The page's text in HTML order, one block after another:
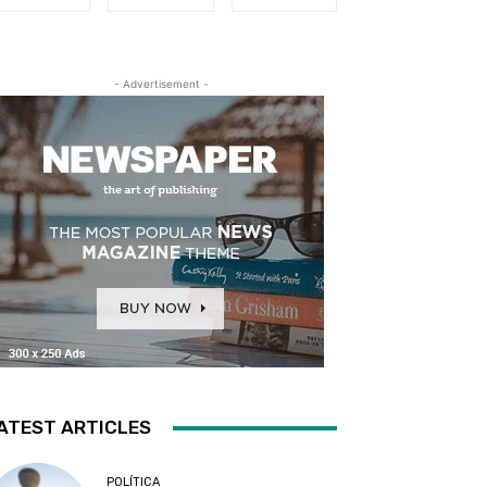
- Advertisement -
ARTICLES
POLÍTICA